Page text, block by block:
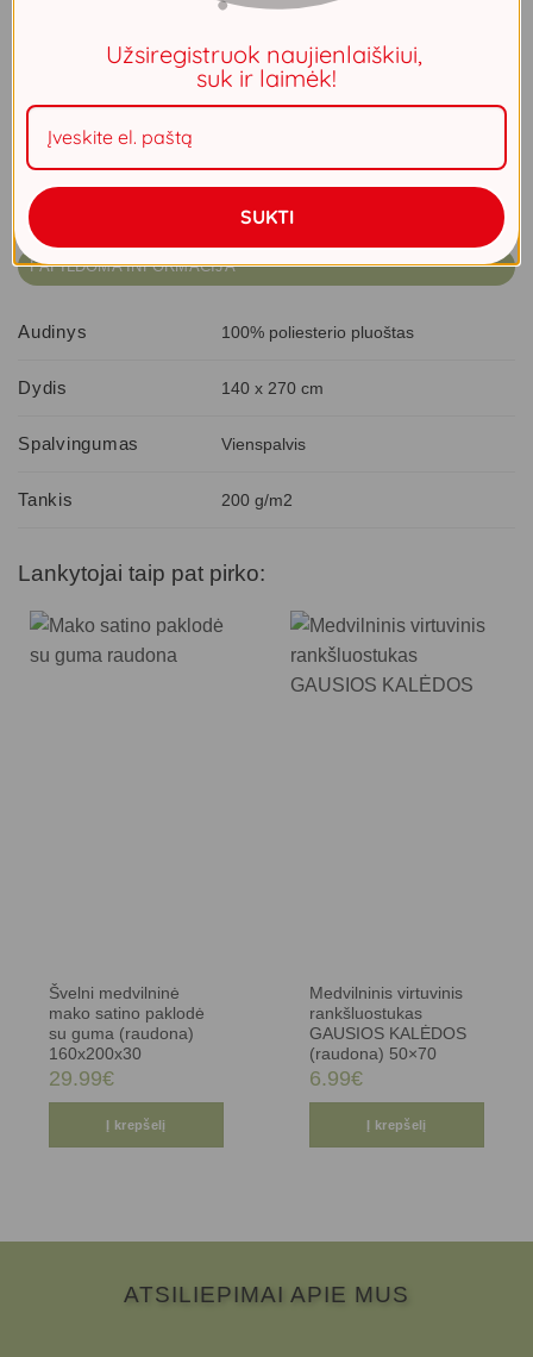
Vienspalvės aksominės užuolaidos. Plotis: 140 cm, ilgis:
poliesteris
PAPILDOMA INFORMACIJA
Audinys 100% poliesterio pluoštas
Dydis 140 x 270 cm
Spalvingumas Vienspalvis
Tankis 200 g/m2
Lankytojai taip pat pirko:
Švelni medvilninė
mako satino paklodė
su guma (raudona)
160x200x30
29.99€
Į krepšelį
Medvilninis virtuvinis
rankšluostukas
GAUSIOS KALĖDOS
(raudona) 50×70
6.99€
Į krepšelį
ATSILIEPIMAI APIE MUS
Užsiregistruok naujienlaiškiui,
suk ir laimėk!
SUKTI